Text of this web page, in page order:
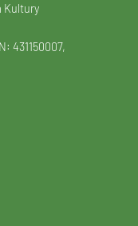
Kultury
431150007,